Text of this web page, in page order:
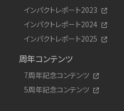
インパクトレポート2023
インパクトレポート2024
インパクトレポート2025
周年コンテンツ
7周年記念コンテンツ
5周年記念コンテンツ